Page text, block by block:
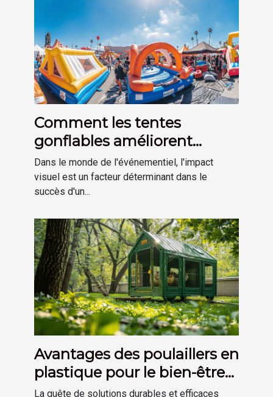
Comment les tentes
gonflables améliorent
l'impact visuel des
événements
Dans le monde de l'événementiel, l'impact
visuel est un facteur déterminant dans le
succès d'un...
Avantages des poulaillers en
plastique pour le bien-être
des poules
La quête de solutions durables et efficaces